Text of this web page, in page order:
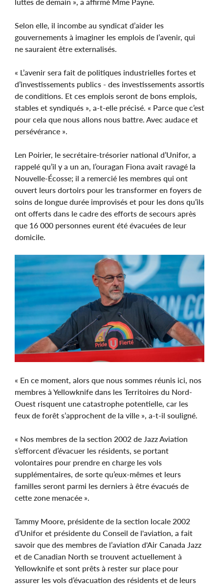
Selon elle, il incombe au syndicat d’aider les
gouvernements à imaginer les emplois de l’avenir, qui
ne sauraient être externalisés.
« L’avenir sera fait de politiques industrielles fortes et
d’investissements publics - des investissements assortis
de conditions. Et ces emplois seront de bons emplois,
stables et syndiqués », a-t-elle précisé. « Parce que c’est
pour cela que nous allons nous battre. Avec audace et
persévérance ».
Len Poirier, le secrétaire-trésorier national d’Unifor, a
rappelé qu’il y a un an, l’ouragan Fiona avait ravagé la
Nouvelle-Écosse; il a remercié les membres qui ont
ouvert leurs dortoirs pour les transformer en foyers de
soins de longue durée improvisés et pour les dons qu’ils
ont offerts dans le cadre des efforts de secours après
que 16 000 personnes eurent été évacuées de leur
domicile.
Image
« En ce moment, alors que nous sommes réunis ici, nos
membres à Yellowknife dans les Territoires du Nord-
Ouest risquent une catastrophe potentielle, car les
feux de forêt s’approchent de la ville », a-t-il souligné.
« Nos membres de la section 2002 de Jazz Aviation
s’efforcent d’évacuer les résidents, se portant
volontaires pour prendre en charge les vols
supplémentaires, de sorte qu’eux-mêmes et leurs
familles seront parmi les derniers à être évacués de
cette zone menacée ».
Tammy Moore, présidente de la section locale 2002
d’Unifor et présidente du Conseil de l'aviation, a fait
savoir que des membres de l’aviation d'Air Canada Jazz
et de Canadian North se trouvent actuellement à
Yellowknife et sont prêts à rester sur place pour
assurer les vols d’évacuation des résidents et de leurs